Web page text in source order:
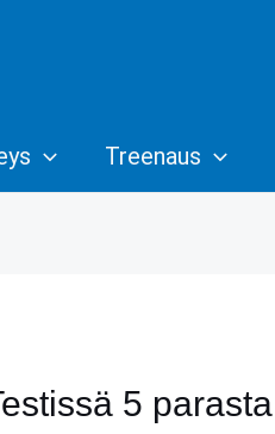
Treenaus
5 parasta